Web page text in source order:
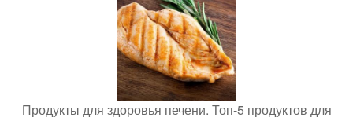
Продукты для здоровья печени. Топ-5 продуктов для